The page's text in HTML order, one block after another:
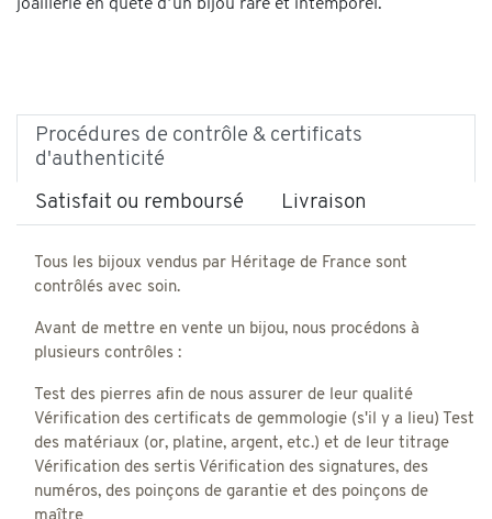
joaillerie en quête d’un bijou rare et intemporel.
Procédures de contrôle & certificats
d'authenticité
Satisfait ou remboursé Livraison
Tous les bijoux vendus par Héritage de France sont
contrôlés avec soin.
Avant de mettre en vente un bijou, nous procédons à
plusieurs contrôles :
Test des pierres afin de nous assurer de leur qualité
Vérification des certificats de gemmologie (s'il y a lieu) Test
des matériaux (or, platine, argent, etc.) et de leur titrage
Vérification des sertis Vérification des signatures, des
numéros, des poinçons de garantie et des poinçons de